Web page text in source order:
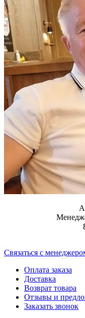
Cвязаться с
Оплата заказа
Доставка
Возврат товара
Отзывы и
Заказать звонок